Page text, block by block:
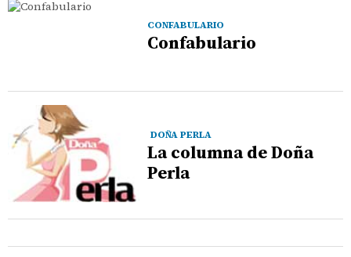
CONFABULARIO
Confabulario
DOÑA PERLA
La columna de Doña
Perla